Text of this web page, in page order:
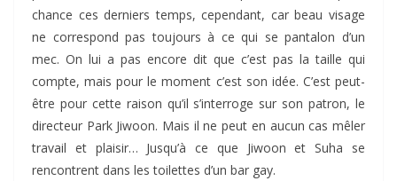
chance ces derniers temps, cependant, car beau visage
ne correspond pas toujours à ce qui se pantalon d’un
mec. On lui a pas encore dit que c’est pas la taille qui
compte, mais pour le moment c’est son idée. C’est peut-
être pour cette raison qu’il s’interroge sur son patron, le
directeur Park Jiwoon. Mais il ne peut en aucun cas mêler
travail et plaisir… Jusqu’à ce que Jiwoon et Suha se
rencontrent dans les toilettes d’un bar gay.